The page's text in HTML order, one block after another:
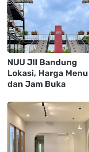
NUU JII Bandung
Lokasi, Harga Menu
dan Jam Buka